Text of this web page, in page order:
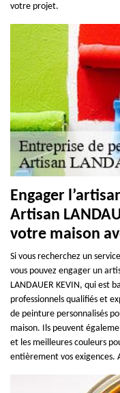
votre projet.
Engager
Artisan
votre maison
Si vous recherchez un
vous pouvez engager un
LANDAUER KEVIN, qui est
professionnels qualifiés et
de peinture personnalisés
maison. Ils peuvent
et les meilleures couleurs
entièrement vos exigences.